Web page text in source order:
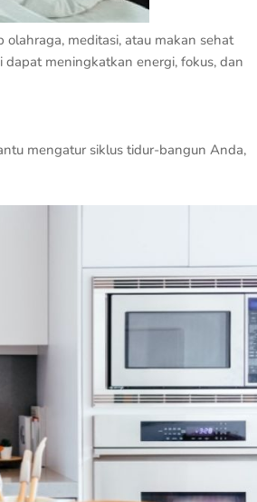
meditasi, atau makan sehat
meningkatkan energi, fokus, dan
mengatur siklus tidur-bangun Anda,